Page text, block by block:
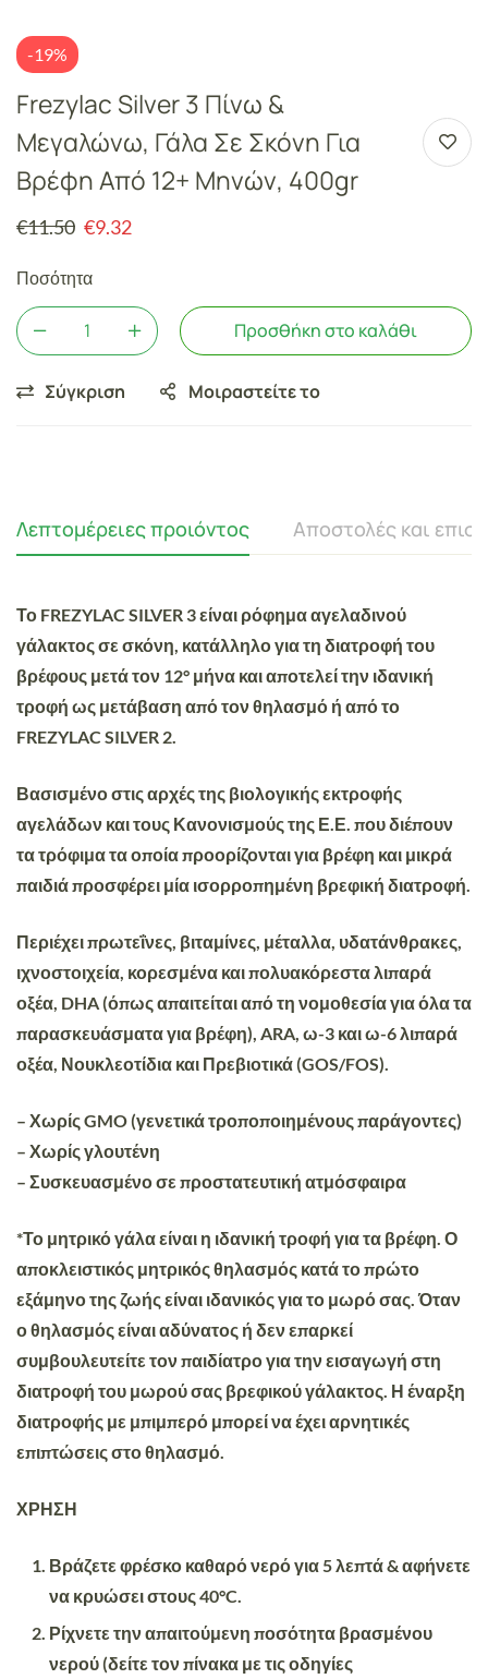
-19%
Frezylac Silver 3 Πίνω &
Μεγαλώνω, Γάλα Σε Σκόνη Για
Βρέφη Από 12+ Μηνών, 400gr
€11.50 €9.32
Ποσότητα
Προσθήκη στο καλάθι
Σύγκριση Μοιραστείτε το
Λεπτομέρειες προιόντος Αποστολές και
Το FREZYLAC SILVER 3είναι ρόφημα αγελαδινού
γάλακτος σε σκόνη, κατάλληλο για τη διατροφή του
βρέφους μετά τον 12° μήνα και αποτελεί την ιδανική
τροφή ως μετάβαση από τον θηλασμό ή από το
FREZYLAC SILVER 2.
Βασισμένοστις αρχές της βιολογικής εκτροφής
αγελάδων και τους Κανονισμούς της Ε.Ε. που διέπουν
τα τρόφιμα τα οποία προορίζονται για βρέφη και μικρά
παιδιά προσφέρει μία ισορροπημένη βρεφική διατροφή.
Περιέχειπρωτεΐνες, βιταμίνες, μέταλλα, υδατάνθρακες,
ιχνοστοιχεία, κορεσμένα και πολυακόρεστα λιπαρά
οξέα, DHA (όπως απαιτείται από τη νομοθεσία για όλα τα
παρασκευάσματα για βρέφη), ARA, ω-3 και ω-6 λιπαρά
οξέα, Νουκλεοτίδια και Πρεβιοτικά (GOS/FOS).
– Χωρίς GMO (γενετικά τροποποιημένους παράγοντες)
– Χωρίς γλουτένη
– Συσκευασμένο σε προστατευτική ατμόσφαιρα
*Το μητρικό γάλα είναι η ιδανική τροφή για τα βρέφη. Ο
αποκλειστικός μητρικός θηλασμός κατά το πρώτο
εξάμηνο της ζωής είναι ιδανικός για το μωρό σας. Όταν
ο θηλασμός είναι αδύνατος ή δεν επαρκεί
συμβουλευτείτε τον παιδίατρο για την εισαγωγή στη
διατροφή του μωρού σας βρεφικού γάλακτος. Η έναρξη
διατροφής με μπιμπερό μπορεί να έχει αρνητικές
επιπτώσεις στο θηλασμό.
ΧΡΗΣΗ
Βράζετε φρέσκο καθαρό νερό για 5 λεπτά & αφήνετε
να κρυώσει στους 40°C.
Ρίχνετε την απαιτούμενη ποσότητα βρασμένου
νερού (δείτε τον πίνακα με τις οδηγίες